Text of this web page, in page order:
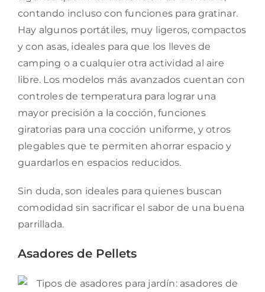
contando incluso con funciones para gratinar.
Hay algunos portátiles, muy ligeros, compactos
y con asas, ideales para que los lleves de
camping o a cualquier otra actividad al aire
libre. Los modelos más avanzados cuentan con
controles de temperatura para lograr una
mayor precisión a la cocción, funciones
giratorias para una cocción uniforme, y otros
plegables que te permiten ahorrar espacio y
guardarlos en espacios reducidos.
Sin duda, son ideales para quienes buscan
comodidad sin sacrificar el sabor de una buena
parrillada.
Asadores de Pellets